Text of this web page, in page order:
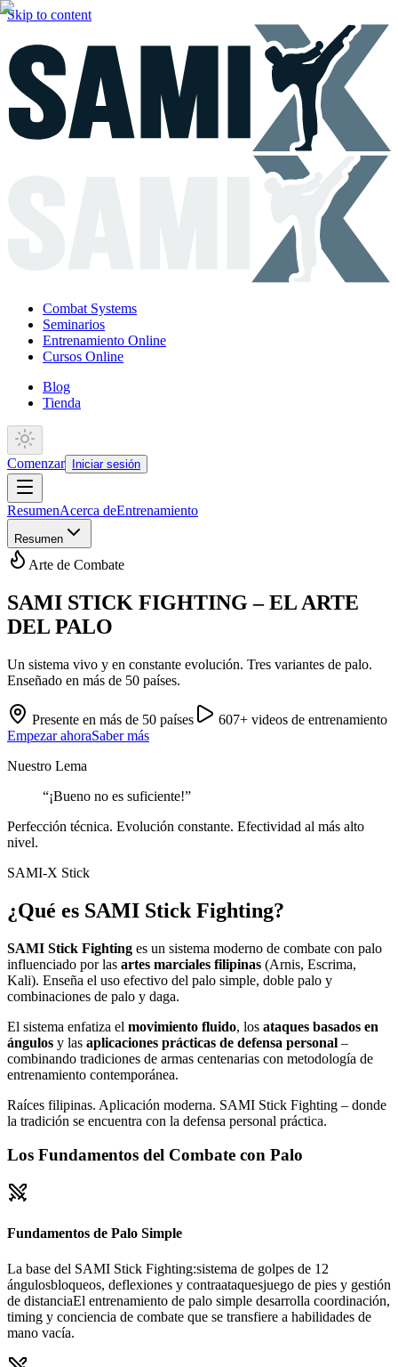
Skip to content
Combat Systems
Seminarios
Entrenamiento Online
Cursos Online
Blog
Tienda
Comenzar Iniciar sesión
ResumenAcerca deEntrenamiento
Resumen
Arte de Combate
SAMI STICK FIGHTING – EL ARTE
DEL PALO
Un sistema vivo y en constante evolución. Tres variantes de palo.
Enseñado en más de 50 países.
Presente en más de 50 países
607+ videos de entrenamiento
Empezar ahoraSaber más
Nuestro Lema
“¡Bueno no es suficiente!”
Perfección técnica. Evolución constante. Efectividad al más alto
nivel.
SAMI-X Stick
¿Qué es SAMI Stick Fighting?
SAMI Stick Fighting es un sistema moderno de combate con palo
influenciado por las artes marciales filipinas (Arnis, Escrima,
Kali). Enseña el uso efectivo del palo simple, doble palo y
combinaciones de palo y daga.
El sistema enfatiza el movimiento fluido, los ataques basados en
ángulos y las aplicaciones prácticas de defensa personal –
combinando tradiciones de armas centenarias con metodología de
entrenamiento contemporánea.
Raíces filipinas. Aplicación moderna. SAMI Stick Fighting – donde
la tradición se encuentra con la defensa personal práctica.
Los Fundamentos del Combate con Palo
Fundamentos de Palo Simple
La base del SAMI Stick Fighting:sistema de golpes de 12
ángulosbloqueos, deflexiones y contraataquesjuego de pies y gestión
de distanciaEl entrenamiento de palo simple desarrolla coordinación,
timing y conciencia de combate que se transfiere a habilidades de
mano vacía.